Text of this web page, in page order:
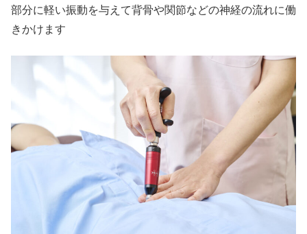
部分に軽い振動を与えて背骨や関節などの神経の流れに働
きかけます